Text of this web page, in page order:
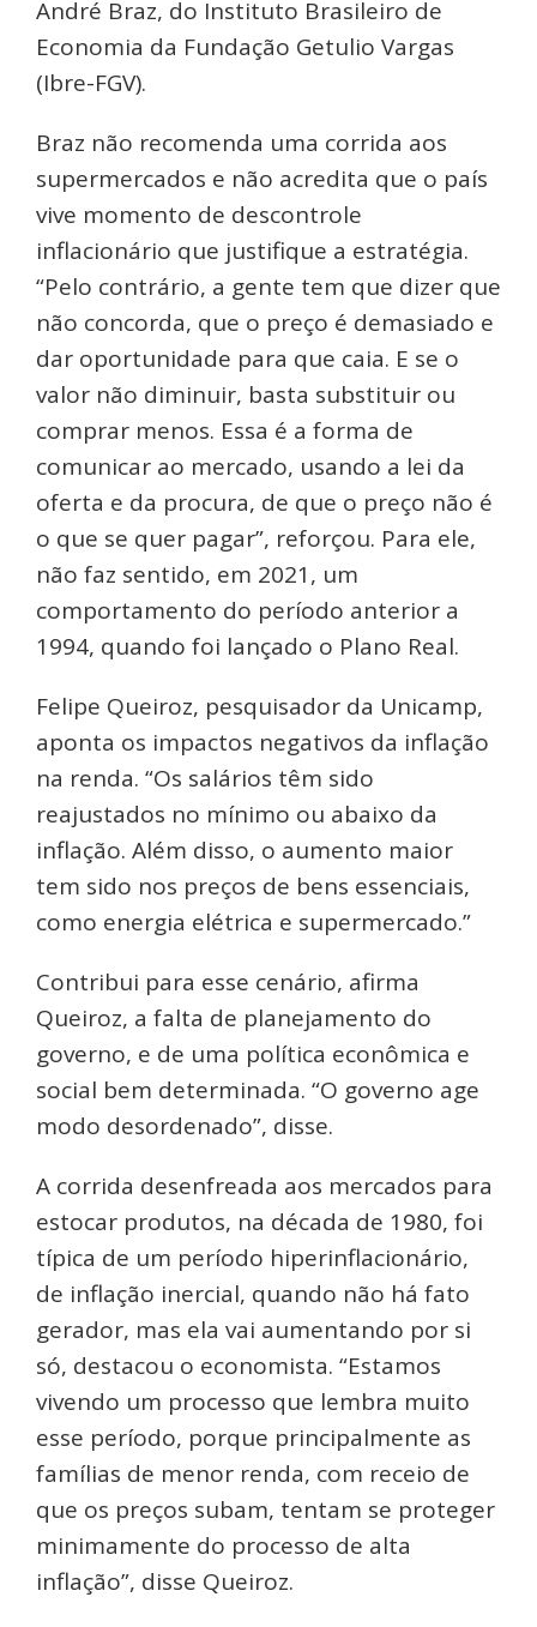
André Braz, do Instituto Brasileiro de
Economia da Fundação Getulio Vargas
(Ibre-FGV).
Braz não recomenda uma corrida aos
supermercados e não acredita que o país
vive momento de descontrole
inflacionário que justifique a estratégia.
“Pelo contrário, a gente tem que dizer que
não concorda, que o preço é demasiado e
dar oportunidade para que caia. E se o
valor não diminuir, basta substituir ou
comprar menos. Essa é a forma de
comunicar ao mercado, usando a lei da
oferta e da procura, de que o preço não é
o que se quer pagar”, reforçou. Para ele,
não faz sentido, em 2021, um
comportamento do período anterior a
1994, quando foi lançado o Plano Real.
Felipe Queiroz, pesquisador da Unicamp,
aponta os impactos negativos da inflação
na renda. “Os salários têm sido
reajustados no mínimo ou abaixo da
inflação. Além disso, o aumento maior
tem sido nos preços de bens essenciais,
como energia elétrica e supermercado.”
Contribui para esse cenário, afirma
Queiroz, a falta de planejamento do
governo, e de uma política econômica e
social bem determinada. “O governo age
modo desordenado”, disse.
A corrida desenfreada aos mercados para
estocar produtos, na década de 1980, foi
típica de um período hiperinflacionário,
de inflação inercial, quando não há fato
gerador, mas ela vai aumentando por si
só, destacou o economista. “Estamos
vivendo um processo que lembra muito
esse período, porque principalmente as
famílias de menor renda, com receio de
que os preços subam, tentam se proteger
minimamente do processo de alta
inflação”, disse Queiroz.